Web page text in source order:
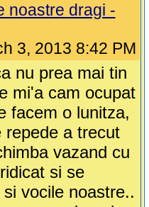
noastre dragi -
3, 2013 8:42 PM
nu prea mai tin
mi'a cam ocupat
facem o lunitza,
repede a trecut
vazand cu
si se
vocile noastre..